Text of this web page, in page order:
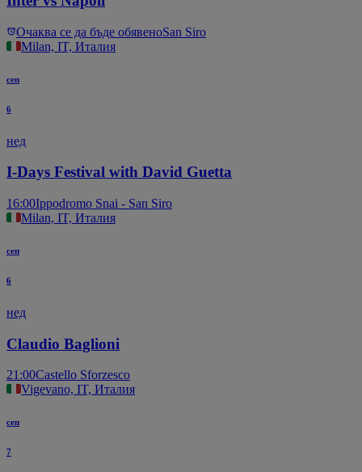
Очаква се да бъде обявеноSan Siro
Milan, IT, Италия
сеп
6
нед
I-Days Festival with David Guetta
16:00Ippodromo Snai - San Siro
Milan, IT, Италия
сеп
6
нед
Claudio Baglioni
21:00Castello Sforzesco
Vigevano, IT, Италия
сеп
7